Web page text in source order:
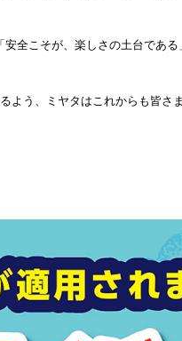
全こそが、楽しさの土台であ
よう、ミヤタはこれからも皆さ